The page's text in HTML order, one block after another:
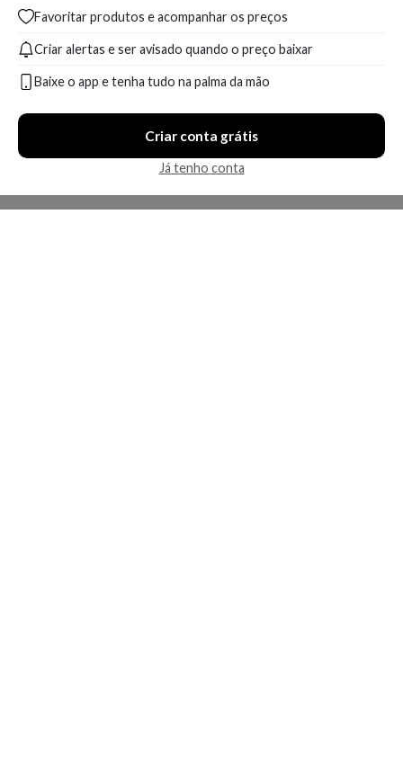
Favoritar produtos e acompanhar os preços
Criar alertas e ser avisado quando o preço baixar
Baixe o app e tenha tudo na palma da mão
Criar conta grátis
Já tenho conta